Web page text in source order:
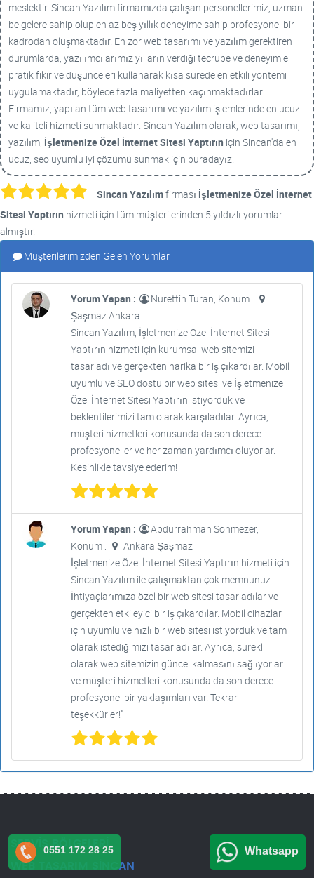
meslektir. Sincan Yazılım firmamızda çalışan personellerimiz, uzman
belgelere sahip olup en az beş yıllık deneyime sahip profesyonel bir
kadrodan oluşmaktadır. En zor web tasarımı ve yazılım gerektiren
durumlarda, yazılımcılarımız yılların verdiği tecrübe ve deneyimle
pratik fikir ve düşünceleri kullanarak kısa sürede en etkili yöntemi
uygulamaktadır, böylece fazla maliyetten kaçınmaktadırlar.
Firmamız, yapılan tüm web tasarımı ve yazılım işlemlerinde en ucuz
ve kaliteli hizmeti sunmaktadır. Sincan Yazılım olarak, web tasarımı,
yazılım, İşletmenize Özel İnternet Sitesi Yaptırın için Sincan'da en
ucuz, seo uyumlu iyi çözümü sunmak için buradayız.
Sincan Yazılımfirması İşletmenize Özel İnternet
Sitesi Yaptırın hizmeti için tüm müşterilerinden 5 yıldızlı yorumlar
almıştır.
Müşterilerimizden Gelen Yorumlar
Yorum Yapan :
Nurettin Turan, Konum :
Şaşmaz Ankara
Sincan Yazılım, İşletmenize Özel İnternet Sitesi
Yaptırın hizmeti için kurumsal web sitemizi
tasarladı ve gerçekten harika bir iş çıkardılar. Mobil
uyumlu ve SEO dostu bir web sitesi ve İşletmenize
Özel İnternet Sitesi Yaptırın istiyorduk ve
beklentilerimizi tam olarak karşıladılar. Ayrıca,
müşteri hizmetleri konusunda da son derece
profesyoneller ve her zaman yardımcı oluyorlar.
Kesinlikle tavsiye ederim!
Yorum Yapan :
Abdurrahman Sönmezer,
Konum :
Ankara Şaşmaz
İşletmenize Özel İnternet Sitesi Yaptırın hizmeti için
Sincan Yazılım ile çalışmaktan çok memnunuz.
İhtiyaçlarımıza özel bir web sitesi tasarladılar ve
gerçekten etkileyici bir iş çıkardılar. Mobil cihazlar
için uyumlu ve hızlı bir web sitesi istiyorduk ve tam
olarak istediğimizi tasarladılar. Ayrıca, sürekli
olarak web sitemizin güncel kalmasını sağlıyorlar
ve müşteri hizmetleri konusunda da son derece
profesyonel bir yaklaşımları var. Tekrar
teşekkürler!"
SERVİS BÖLGELERİ
WEB TASARIM SİNCAN
0551 172 28 25 Whatsapp